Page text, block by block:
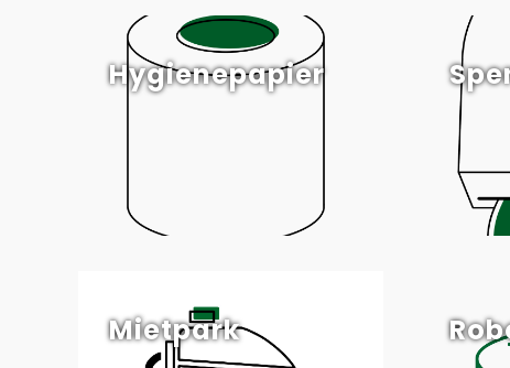
Hygienepapier
Mietpark